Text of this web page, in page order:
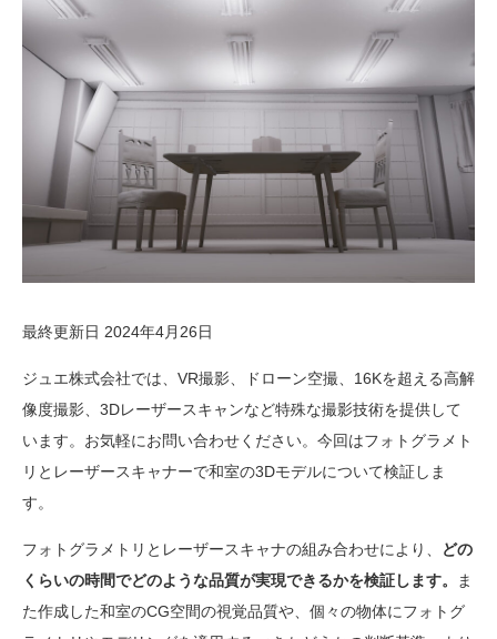
最終更新日 2024年4月26日
ジュエ株式会社では、VR撮影、ドローン空撮、16Kを超える高解
像度撮影、3Dレーザースキャンなど特殊な撮影技術を提供して
います。お気軽にお問い合わせください。今回はフォトグラメト
リとレーザースキャナーで和室の3Dモデルについて検証しま
す。
フォトグラメトリとレーザースキャナの組み合わせにより、
どの
くらいの時間でどのような品質が実現できるかを検証します。
ま
た作成した和室のCG空間の視覚品質や、個々の物体にフォトグ